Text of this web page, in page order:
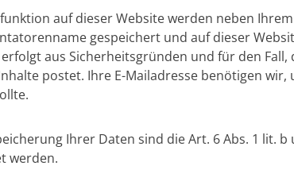
auf dieser Website werden neben
gespeichert und auf dieser
aus Sicherheitsgründen und für den
postet. Ihre E-Mailadresse benötigen
Ihrer Daten sind die Art. 6 Abs. 1 lit.
werden.